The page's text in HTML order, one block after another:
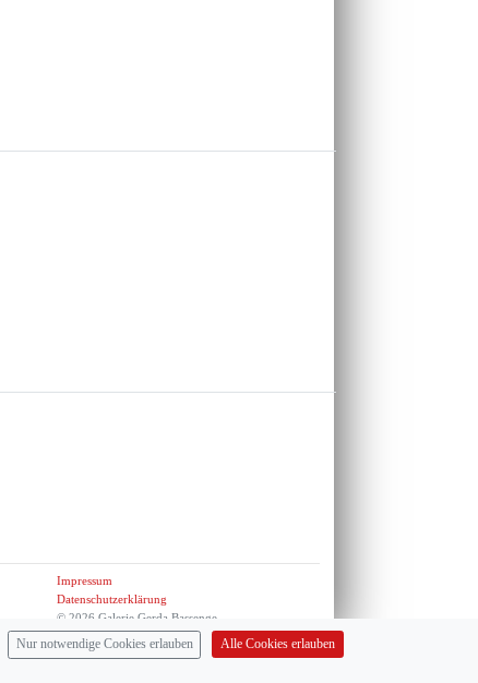
Impressum
Datenschutzerklärung
© 2026 Galerie Gerda Bassenge
Nur notwendige Cookies erlauben Alle Cookies erlauben